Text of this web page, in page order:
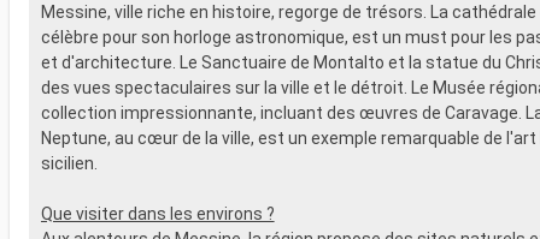
SERVICES
- Personnel
AUTRES
- Points
Messine, ville riche en histoire, regorge de trésors. La cathédrale
célèbre pour son horloge astronomique, est un must pour les
et d'architecture. Le Sanctuaire de Montalto et la statue du
des vues spectaculaires sur la ville et le détroit. Le Musée
collection impressionnante, incluant des œuvres de Caravage.
Neptune, au cœur de la ville, est un exemple remarquable de l'art
sicilien.
Que visiter dans les environs ?